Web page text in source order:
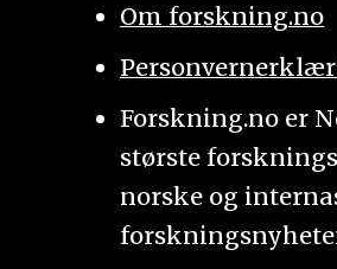
Om forskning.no
Forskning.no er
største
norske og